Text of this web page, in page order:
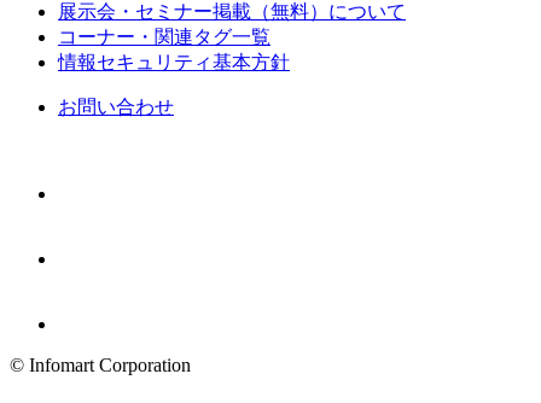
展示会・セミナー掲載（無料）について
コーナー・関連タグ一覧
情報セキュリティ基本方針
お問い合わせ
© Infomart Corporation